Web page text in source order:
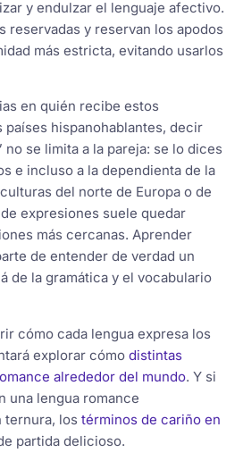
y endulzar el lenguaje afectivo.
reservadas y reservan los apodos
más estricta, evitando usarlos
en quién recibe estos
países hispanohablantes, decir
no se limita a la pareja: se lo dices
e incluso a la dependienta de la
del norte de Europa o de
expresiones suele quedar
más cercanas. Aprender
de entender de verdad un
de la gramática y el vocabulario
cómo cada lengua expresa los
explorar cómo distintas
alrededor del mundo. Y si
una lengua romance
ternura, los términos de cariño en
partida delicioso.